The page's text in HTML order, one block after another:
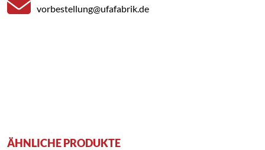
vorbestellung@ufafabrik.de
ÄHNLICHE PRODUKTE